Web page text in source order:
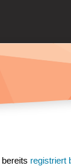
registriert